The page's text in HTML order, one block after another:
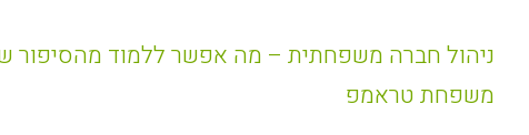
ניהול חברה משפחתית – מה אפשר ללמוד מהסיפור
משפחת טראמפ